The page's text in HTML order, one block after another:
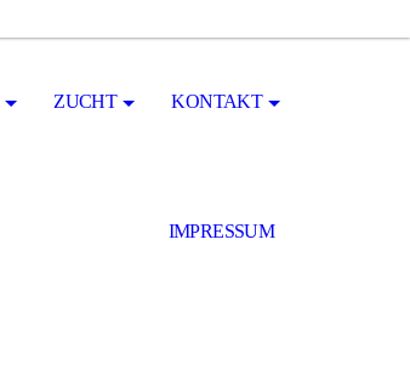
ZUCHT KONTAKT
IMPRESSUM